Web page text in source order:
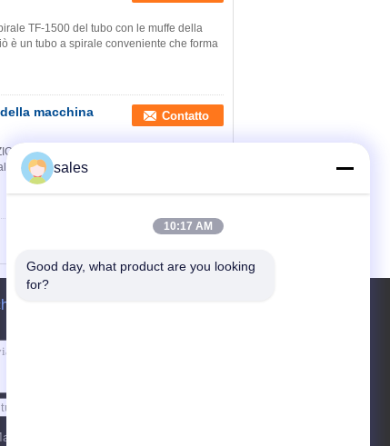
TF-1500 del tubo con le muffe della
è un tubo a spirale conveniente che forma
macchina
Contatto
a spirale della macchina TF-1602 della
si adatta idraulicamente con il
un preventivo
sales
10:17 AM
Good day, what product are you looking
for?